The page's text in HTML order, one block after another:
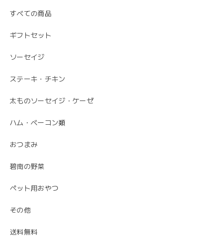
すべての商品
ギフトセット
ソーセイジ
ステーキ・チキン
太ものソーセイジ・ケーゼ
ハム・ベーコン類
おつまみ
碧南の野菜
ペット用おやつ
その他
送料無料